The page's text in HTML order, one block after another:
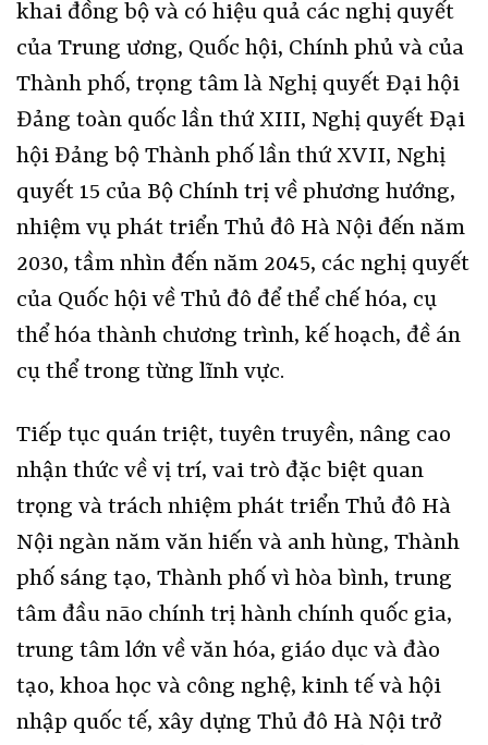
khai đồng bộ và có hiệu quả các nghị quyết
của Trung ương, Quốc hội, Chính phủ và của
Thành phố, trọng tâm là Nghị quyết Đại hội
Đảng toàn quốc lần thứ XIII, Nghị quyết Đại
hội Đảng bộ Thành phố lần thứ XVII, Nghị
quyết 15 của Bộ Chính trị về phương hướng,
nhiệm vụ phát triển Thủ đô Hà Nội đến năm
2030, tầm nhìn đến năm 2045, các nghị quyết
của Quốc hội về Thủ đô để thể chế hóa, cụ
thể hóa thành chương trình, kế hoạch, đề án
cụ thể trong từng lĩnh vực.
Tiếp tục quán triệt, tuyên truyền, nâng cao
nhận thức về vị trí, vai trò đặc biệt quan
trọng và trách nhiệm phát triển Thủ đô Hà
Nội ngàn năm văn hiến và anh hùng, Thành
phố sáng tạo, Thành phố vì hòa bình, trung
tâm đầu não chính trị hành chính quốc gia,
trung tâm lớn về văn hóa, giáo dục và đào
tạo, khoa học và công nghệ, kinh tế và hội
nhập quốc tế, xây dựng Thủ đô Hà Nội trở